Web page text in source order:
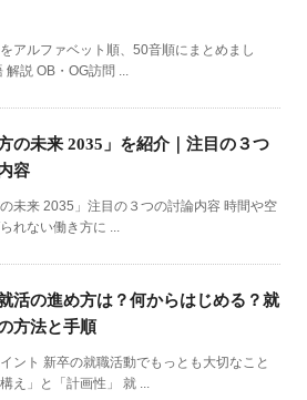
アルファベット順、50音順にまとめまし
解説 OB・OG訪問 ...
方の未来 2035」を紹介｜注目の３つ
容
の未来 2035」注目の３つの討論内容 時間や空
れない働き方に ...
活の進め方は？何からはじめる？就
方法と手順
ント 新卒の就職活動でもっとも大切なこと
え」と「計画性」 就 ...